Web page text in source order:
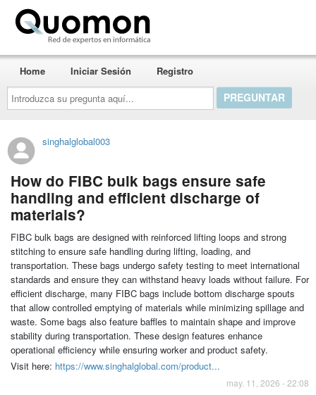
Introduzca
su
pregunta
aquí...
Home Iniciar Sesión Registro
singhalglobal003
How do FIBC bulk bags ensure safe
handling and efficient discharge of
materials?
FIBC bulk bags are designed with reinforced lifting loops and strong
stitching to ensure safe handling during lifting, loading, and
transportation. These bags undergo safety testing to meet international
standards and ensure they can withstand heavy loads without failure. For
efficient discharge, many FIBC bags include bottom discharge spouts
that allow controlled emptying of materials while minimizing spillage and
waste. Some bags also feature baffles to maintain shape and improve
stability during transportation. These design features enhance
operational efficiency while ensuring worker and product safety.
Visit here: https://www.singhalglobal.com/product...
may. 11, 2026 - 22:08